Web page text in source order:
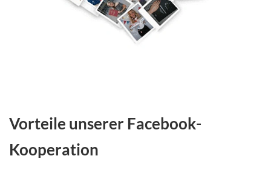
Vorteile unserer Facebook-
Kooperation